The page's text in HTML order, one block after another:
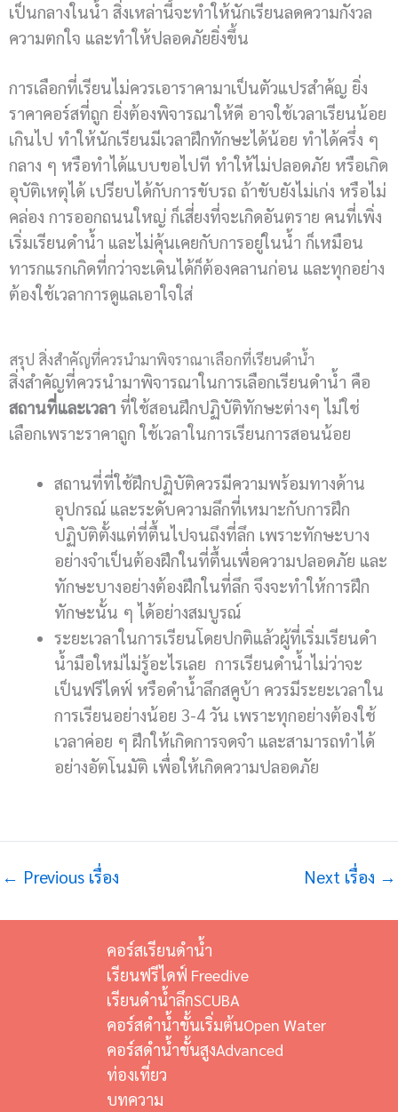
เป็นกลางในน้ำ สิ่งเหล่านี้จะทำให้นักเรียนลดความกังวล
ความตกใจ และทำให้ปลอดภัยยิ่งขึ้น
การเลือกที่เรียนไม่ควรเอาราคามาเป็นตัวแปรสำค้ญ ยิ่ง
ราคาคอร์สที่ถูก ยิ่งต้องพิจารณาให้ดี อาจใช้เวลาเรียนน้อย
เกินไป ทำให้นักเรียนมีเวลาฝึกทักษะได้น้อย ทำได้ครึ่ง ๆ
กลาง ๆ หรือทำได้แบบขอไปที ทำให้ไม่ปลอดภัย หรือเกิด
อุบัติเหตุได้ เปรียบได้กับการขับรถ ถ้าขับยังไม่เก่ง หรือไม่
คล่อง การออกถนนใหญ่ ก็เสี่ยงที่จะเกิดอันตราย คนที่เพิ่ง
เริ่มเรียนดำน้ำ และไม่คุ้นเคยกับการอยู่ในน้ำ ก็เหมือน
ทารกแรกเกิดที่กว่าจะเดินได้ก็ต้องคลานก่อน และทุกอย่าง
ต้องใช้เวลาการดูแลเอาใจใส่
สรุป สิ่งสำคัญที่ควรนำมาพิจราณาเลือกที่เรียนดำน้ำ
สิ่งสำคัญที่ควรนำมาพิจารณาในการเลือกเรียนดำน้ำ คือ
สถานที่และเวลา ที่ใช้สอนฝึกปฏิบัติทักษะต่างๆ ไม่ใช่
เลือกเพราะราคาถูก ใช้เวลาในการเรียนการสอนน้อย
สถานที่ที่ใช้ฝึกปฏิบัติควรมีความพร้อมทางด้าน
อุปกรณ์ และระดับความลึกที่เหมาะกับการฝึก
ปฏิบัติตั้งแต่ที่ตื้นไปจนถึงที่ลึก เพราะทักษะบาง
อย่างจำเป็นต้องฝึกในที่ตื้นเพื่อความปลอดภัย และ
ทักษะบางอย่างต้องฝึกในที่ลึก จึงจะทำให้การฝึก
ทักษะนั้น ๆ ได้อย่างสมบูรณ์
ระยะเวลาในการเรียนโดยปกติแล้วผู้ที่เริ่มเรียนดำ
น้ำมือใหม่ไม่รู้อะไรเลย การเรียนดำน้ำไม่ว่าจะ
เป็นฟรีไดฟ์ หรือดำน้ำลึกสคูบ้า ควรมีระยะเวลาใน
การเรียนอย่างน้อย 3-4 วัน เพราะทุกอย่างต้องใช้
เวลาค่อย ๆ ฝึกให้เกิดการจดจำ และสามารถทำได้
อย่างอัตโนมัติ เพื่อให้เกิดความปลอดภัย
← Previous เรื่อง Next เรื่อง →
คอร์สเรียนดำน้ำ
เรียนฟรีไดฟ์ Freedive
เรียนดำน้ำลึกSCUBA
คอร์สดำน้ำขั้นเริ่มต้นOpen Water
คอร์สดำน้ำขั้นสูงAdvanced
ท่องเที่ยว
บทความ